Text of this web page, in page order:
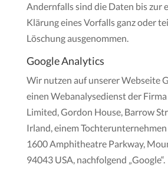
Andernfalls sind die Daten bis zur
Klärung eines Vorfalls ganz oder
Löschung ausgenommen.
Google Analytics
Wir nutzen auf unserer Webseite
einen Webanalysedienst der
Limited, Gordon House, Barrow
Irland, einem Tochterunternehmen
1600 Amphitheatre Parkway,
94043 USA, nachfolgend „Google“.